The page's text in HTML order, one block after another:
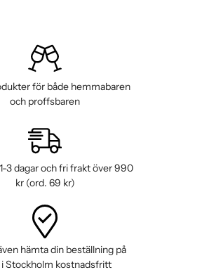
för både hemmabaren
och proffsbaren
3 dagar och fri frakt över 990
kr (ord. 69 kr)
hämta din beställning på
i Stockholm kostnadsfritt